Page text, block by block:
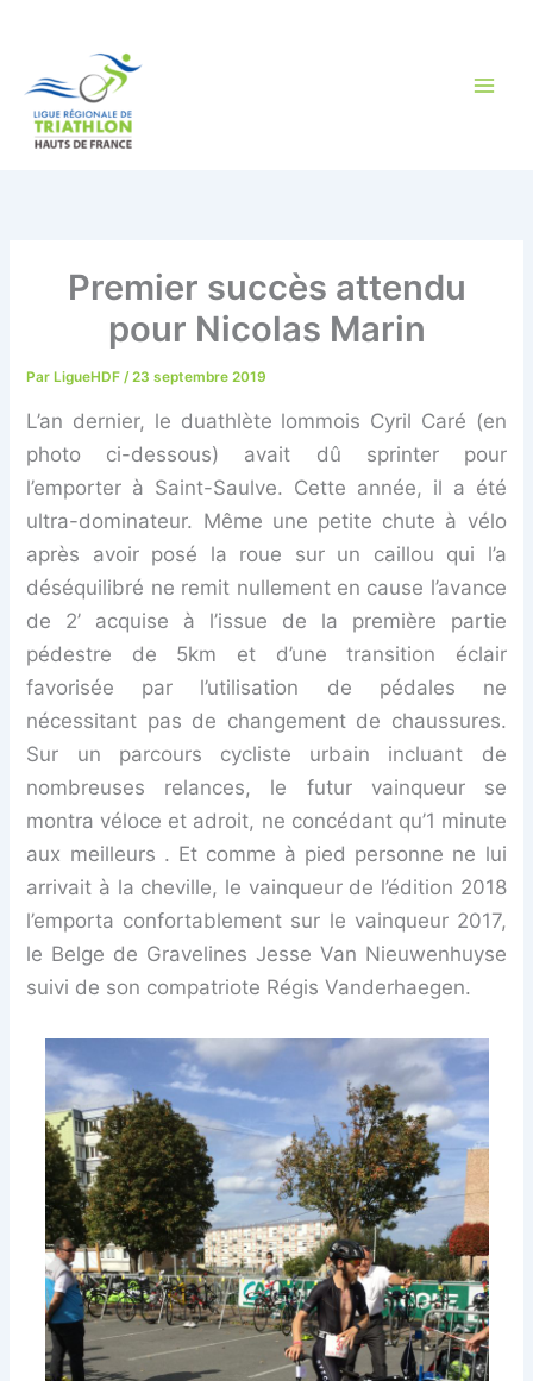
Premier succès attendu
pour Nicolas Marin
ParLigueHDF /23 septembre 2019
L’an dernier, le duathlète lommois Cyril Caré (en
photo ci-dessous) avait dû sprinter pour
l’emporter à Saint-Saulve. Cette année, il a été
ultra-dominateur. Même une petite chute à vélo
après avoir posé la roue sur un caillou qui l’a
déséquilibré ne remit nullement en cause l’avance
de 2’ acquise à l’issue de la première partie
pédestre de 5km et d’une transition éclair
favorisée par l’utilisation de pédales ne
nécessitant pas de changement de chaussures.
Sur un parcours cycliste urbain incluant de
nombreuses relances, le futur vainqueur se
montra véloce et adroit, ne concédant qu’1 minute
aux meilleurs . Et comme à pied personne ne lui
arrivait à la cheville, le vainqueur de l’édition 2018
l’emporta confortablement sur le vainqueur 2017,
le Belge de Gravelines Jesse Van Nieuwenhuyse
suivi de son compatriote Régis Vanderhaegen.